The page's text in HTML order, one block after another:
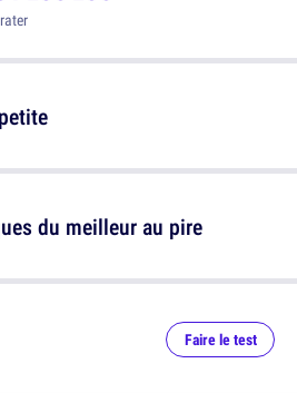
du meilleur au pire
Faire le test